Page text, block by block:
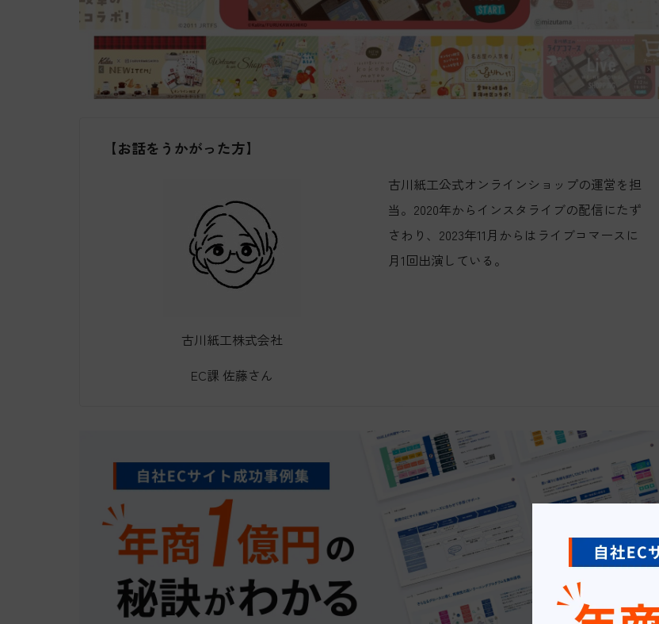
【お話をうかがった方】
古川紙工株式会社
EC課 佐藤さん
古川紙工公式オンラインショップの運営を担
当。2020年からインスタライブの配信にたず
さわり、2023年11月からはライブコマースに
月1回出演している。